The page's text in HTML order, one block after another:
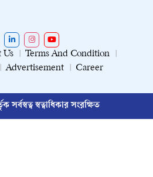
Us
Terms And Condition
Advertisement Career
স্বত্বাধিকার সংরক্ষিত